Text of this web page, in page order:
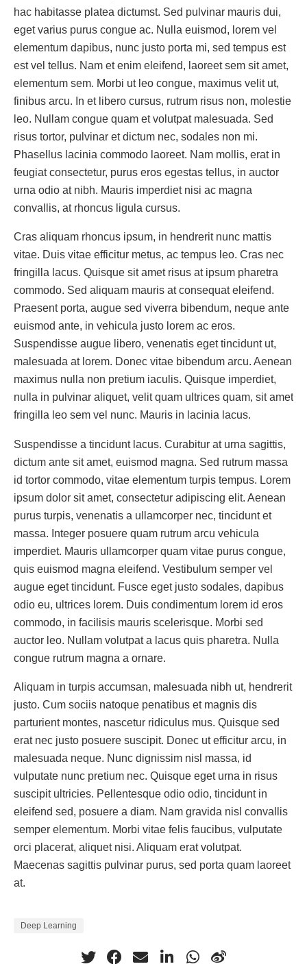
hac habitasse platea dictumst. Sed pulvinar mauris dui,
eget varius purus congue ac. Nulla euismod, lorem vel
elementum dapibus, nunc justo porta mi, sed tempus est
est vel tellus. Nam et enim eleifend, laoreet sem sit amet,
elementum sem. Morbi ut leo congue, maximus velit ut,
finibus arcu. In et libero cursus, rutrum risus non, molestie
leo. Nullam congue quam et volutpat malesuada. Sed
risus tortor, pulvinar et dictum nec, sodales non mi.
Phasellus lacinia commodo laoreet. Nam mollis, erat in
feugiat consectetur, purus eros egestas tellus, in auctor
urna odio at nibh. Mauris imperdiet nisi ac magna
convallis, at rhoncus ligula cursus.
Cras aliquam rhoncus ipsum, in hendrerit nunc mattis
vitae. Duis vitae efficitur metus, ac tempus leo. Cras nec
fringilla lacus. Quisque sit amet risus at ipsum pharetra
commodo. Sed aliquam mauris at consequat eleifend.
Praesent porta, augue sed viverra bibendum, neque ante
euismod ante, in vehicula justo lorem ac eros.
Suspendisse augue libero, venenatis eget tincidunt ut,
malesuada at lorem. Donec vitae bibendum arcu. Aenean
maximus nulla non pretium iaculis. Quisque imperdiet,
nulla in pulvinar aliquet, velit quam ultrices quam, sit amet
fringilla leo sem vel nunc. Mauris in lacinia lacus.
Suspendisse a tincidunt lacus. Curabitur at urna sagittis,
dictum ante sit amet, euismod magna. Sed rutrum massa
id tortor commodo, vitae elementum turpis tempus. Lorem
ipsum dolor sit amet, consectetur adipiscing elit. Aenean
purus turpis, venenatis a ullamcorper nec, tincidunt et
massa. Integer posuere quam rutrum arcu vehicula
imperdiet. Mauris ullamcorper quam vitae purus congue,
quis euismod magna eleifend. Vestibulum semper vel
augue eget tincidunt. Fusce eget justo sodales, dapibus
odio eu, ultrices lorem. Duis condimentum lorem id eros
commodo, in facilisis mauris scelerisque. Morbi sed
auctor leo. Nullam volutpat a lacus quis pharetra. Nulla
congue rutrum magna a ornare.
Aliquam in turpis accumsan, malesuada nibh ut, hendrerit
justo. Cum sociis natoque penatibus et magnis dis
parturient montes, nascetur ridiculus mus. Quisque sed
erat nec justo posuere suscipit. Donec ut efficitur arcu, in
malesuada neque. Nunc dignissim nisl massa, id
vulputate nunc pretium nec. Quisque eget urna in risus
suscipit ultricies. Pellentesque odio odio, tincidunt in
eleifend sed, posuere a diam. Nam gravida nisl convallis
semper elementum. Morbi vitae felis faucibus, vulputate
orci placerat, aliquet nisi. Aliquam erat volutpat.
Maecenas sagittis pulvinar purus, sed porta quam laoreet
at.
Deep Learning